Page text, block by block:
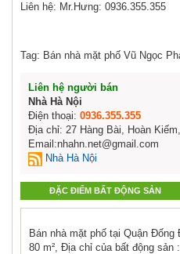
Liên hệ: Mr.Hưng: 0936.355.355
Tag: Bán nhà mặt phố Vũ Ngọc
Liên hệ người bán
Nhà Hà Nội
Điện thoại: 0936.355.355
Địa chỉ: 27 Hàng Bài, Hoàn
Email:nhahn.net@gmail.com
Nhà Hà Nội
ĐẶC ĐIỂM BẤT ĐỘNG SẢN
Bán nhà mặt phố tại Quận
80 m², Địa chỉ của bất động